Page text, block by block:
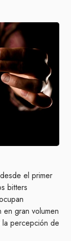
el primer
bitters
en gran volumen
percepción de